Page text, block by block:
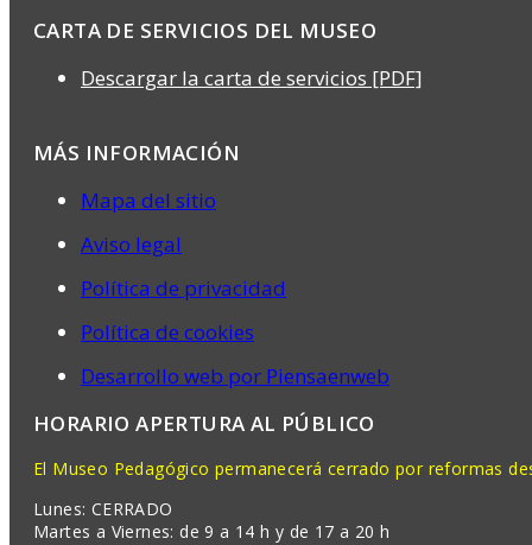
CARTA DE SERVICIOS DEL MUSEO
Descargar la carta de servicios [PDF]
MÁS INFORMACIÓN
Mapa del sitio
Aviso legal
Política de privacidad
Política de cookies
Desarrollo web por Piensaenweb
HORARIO APERTURA AL PÚBLICO
El Museo Pedagógico permanecerá cerrado por reformas
Lunes: CERRADO
Martes a Viernes: de 9 a 14 h y de 17 a 20 h